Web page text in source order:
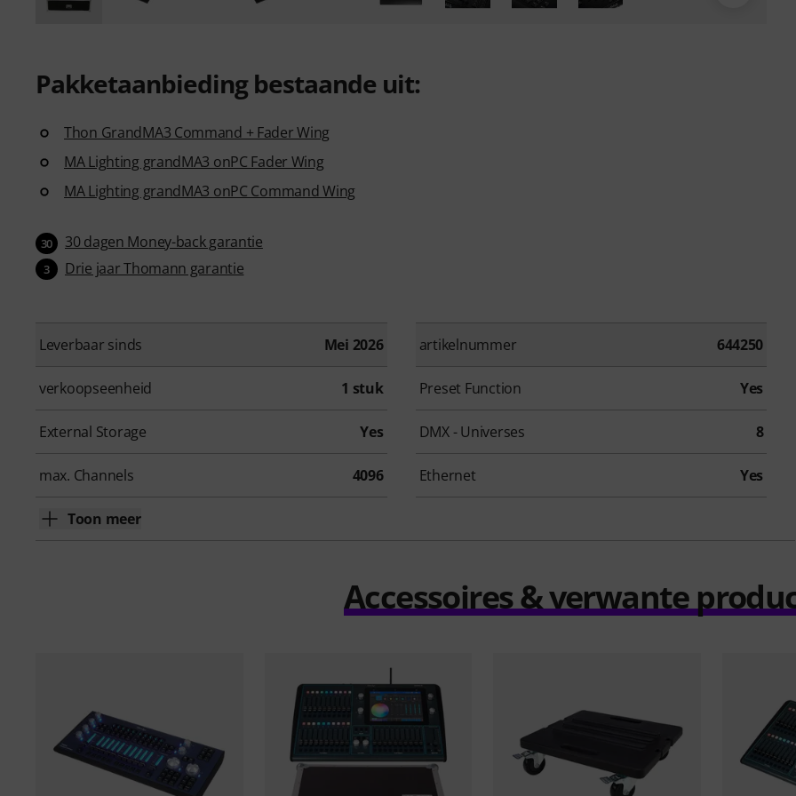
Pakketaanbieding bestaande uit:
Thon GrandMA3 Command + Fader Wing
MA Lighting grandMA3 onPC Fader Wing
MA Lighting grandMA3 onPC Command Wing
30 30 dagen Money-back garantie
3 Drie jaar Thomann garantie
Leverbaar sinds Mei 2026 artikelnummer 644250
verkoopseenheid 1 stuk Preset Function Yes
External Storage Yes DMX - Universes 8
max. Channels 4096 Ethernet Yes
Toon meer
Accessoires & verwante